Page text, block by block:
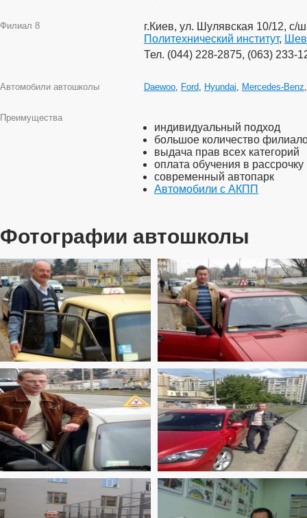
Филиал 8
г.Киев, ул. Шулявская 10/12, с/
Политехнический институт,
Тел. (044) 228-2875, (063) 233-
Автомобили автошколы Daewoo, Ford, Hyundai, Mercedes-Benz
Преимущества
индивидуальный подход
большое количество
выдача прав всех категорий
оплата обучения в рассрочку
современный автопарк
Автомобили с АКПП
Фотографии автошколы